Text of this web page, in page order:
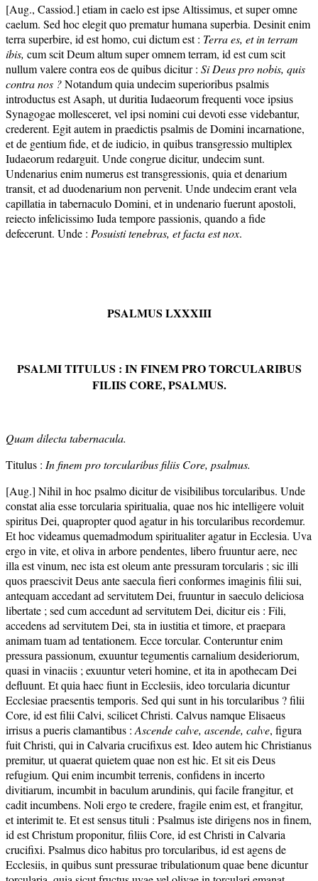
[Aug., Cassiod.] etiam in caelo est ipse Altissimus, et super omne
caelum. Sed hoc elegit quo prematur humana superbia. Desinit enim
terra superbire, id est homo, cui dictum est : Terra es, et in terram
ibis, cum scit Deum altum super omnem terram, id est cum scit
nullum valere contra eos de quibus dicitur : Si Deus pro nobis, quis
contra nos ?Notandum quia undecim superioribus psalmis
introductus est Asaph, ut duritia Iudaeorum frequenti voce ipsius
Synagogae mollesceret, vel ipsi nomini cui devoti esse videbantur,
crederent. Egit autem in praedictis psalmis de Domini incarnatione,
et de gentium fide, et de iudicio, in quibus transgressio multiplex
Iudaeorum redarguit. Unde congrue dicitur, undecim sunt.
Undenarius enim numerus est transgressionis, quia et denarium
transit, et ad duodenarium non pervenit. Unde undecim erant vela
capillatia in tabernaculo Domini, et in undenario fuerunt apostoli,
reiecto infelicissimo Iuda tempore passionis, quando a fide
defecerunt. Unde : Posuisti tenebras, et facta est nox.
PSALMUS LXXXIII
PSALMI TITULUS : IN FINEM PRO TORCULARIBUS
FILIIS CORE, PSALMUS.
Quam dilecta tabernacula.
Titulus : In finem pro torcularibus filiis Core, psalmus.
[Aug.] Nihil in hoc psalmo dicitur de visibilibus torcularibus. Unde
constat alia esse torcularia spiritualia, quae nos hic intelligere voluit
spiritus Dei, quapropter quod agatur in his torcularibus recordemur.
Et hoc videamus quemadmodum spiritualiter agatur in Ecclesia. Uva
ergo in vite, et oliva in arbore pendentes, libero fruuntur aere, nec
illa est vinum, nec ista est oleum ante pressuram torcularis ; sic illi
quos praescivit Deus ante saecula fieri conformes imaginis filii sui,
antequam accedant ad servitutem Dei, fruuntur in saeculo deliciosa
libertate ; sed cum accedunt ad servitutem Dei, dicitur eis : Fili,
accedens ad servitutem Dei, sta in iustitia et timore, et praepara
animam tuam ad tentationem. Ecce torcular. Conteruntur enim
pressura passionum, exuuntur tegumentis carnalium desideriorum,
quasi in vinaciis ; exuuntur veteri homine, et ita in apothecam Dei
defluunt. Et quia haec fiunt in Ecclesiis, ideo torcularia dicuntur
Ecclesiae praesentis temporis. Sed qui sunt in his torcularibus ? filii
Core, id est filii Calvi, scilicet Christi. Calvus namque Elisaeus
irrisus a pueris clamantibus : Ascende calve, ascende, calve, figura
fuit Christi, qui in Calvaria crucifixus est. Ideo autem hic Christianus
premitur, ut quaerat quietem quae non est hic. Et sit eis Deus
refugium. Qui enim incumbit terrenis, confidens in incerto
divitiarum, incumbit in baculum arundinis, qui facile frangitur, et
cadit incumbens. Noli ergo te credere, fragile enim est, et frangitur,
et interimit te. Et est sensus tituli : Psalmus iste dirigens nos in finem,
id est Christum proponitur, filiis Core, id est Christi in Calvaria
crucifixi. Psalmus dico habitus pro torcularibus, id est agens de
Ecclesiis, in quibus sunt pressurae tribulationum quae bene dicuntur